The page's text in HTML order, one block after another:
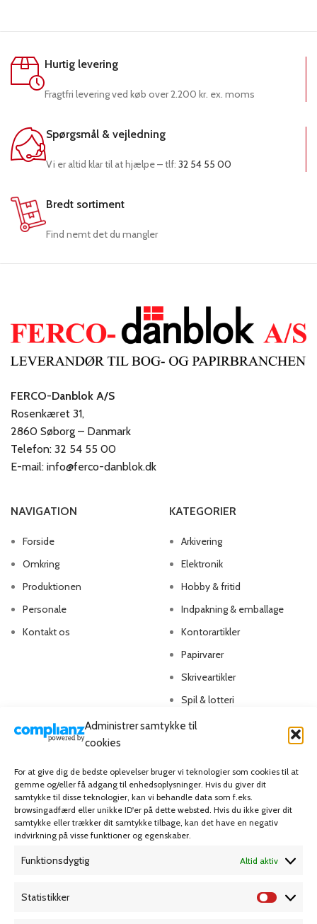
Administrer samtykke til
cookies
For at give dig de bedste oplevelser bruger vi teknologier som cookies til at
gemme og/eller få adgang til enhedsoplysninger. Hvis du giver dit
samtykke til disse teknologier, kan vi behandle data som f.eks.
browsingadfærd eller unikke ID'er på dette websted. Hvis du ikke giver dit
samtykke eller trækker dit samtykke tilbage, kan det have en negativ
indvirkning på visse funktioner og egenskaber.
Funktionsdygtig Altid aktiv
Statistikker
Hurtig levering
Fragtfri levering ved køb over 2.200 kr. ex. moms
Spørgsmål & vejledning
Vi er altid klar til at hjælpe – tlf: 32 54 55 00
Bredt sortiment
Find nemt det du mangler
FERCO-Danblok A/S
Rosenkæret 31,
2860 Søborg – Danmark
Telefon: 32 54 55 00
E-mail: info@ferco-danblok.dk
NAVIGATION
Forside
Omkring
Produktionen
Personale
Kontakt os
KATEGORIER
Arkivering
Elektronik
Hobby & fritid
Indpakning & emballage
Kontorartikler
Papirvarer
Skriveartikler
Spil & lotteri
MIN KONTO
Kontoinformationer
Ordrer
Adresser
Favoritliste
Handelsbetingelser
Privatlivspolitik
Bliv kunde
Cookie Politik (EU)